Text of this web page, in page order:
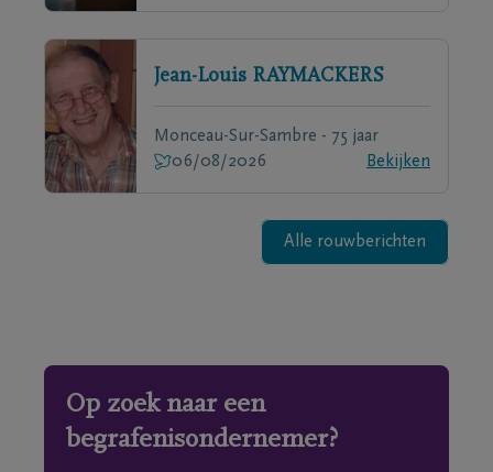
Jean-Louis RAYMACKERS
Monceau-Sur-Sambre - 75 jaar
06/08/2026
Bekijken
Alle rouwberichten
Op zoek naar een
begrafenisondernemer?